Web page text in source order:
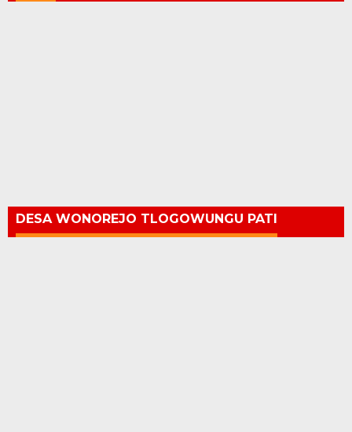
DESA WONOREJO TLOGOWUNGU PATI